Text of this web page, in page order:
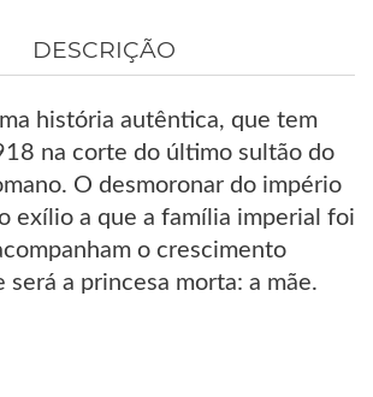
DESCRIÇÃO
história autêntica, que tem
na corte do último sultão do
O desmoronar do império
exílio a que a família imperial foi
o crescimento
será a princesa morta: a mãe.